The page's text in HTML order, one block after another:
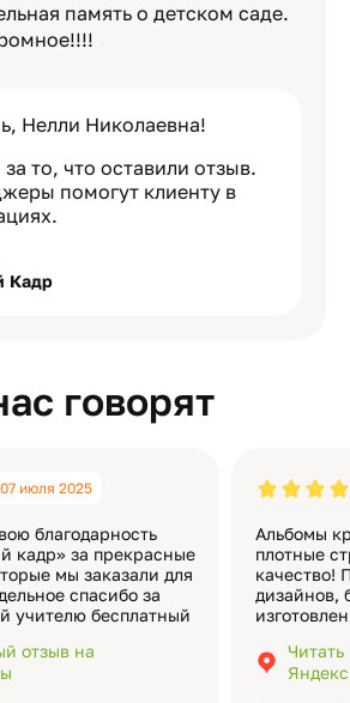
память о детском саде.
Нелли Николаевна!
то, что оставили отзыв.
помогут клиенту в
Кадр
говорят
07 июля 2025
благодарность
кадр» за прекрасные
мы заказали для
спасибо за
учителю бесплатный
события.
на высшем уровне:
отзыв на
Альбомы
плотные
качество!
дизайнов,
добавить